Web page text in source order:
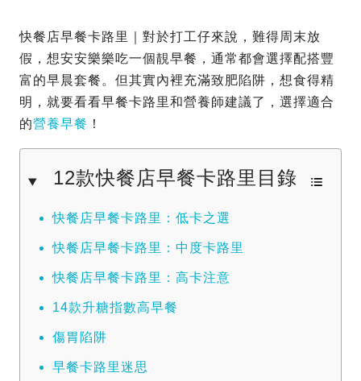
快餐店早餐卡路里｜對於打工仔來說，難得周末放
假，想安安樂樂吃一個靚早餐，通常都會選擇配搭豐
富的早晨套餐。但其實內裡充滿致肥陷阱，想食得精
明，就要看看早餐卡路里和營養師建議了，選擇適合
的營養早餐 ！
12款快餐店早餐卡路里目錄
快餐店早餐卡路里：低卡之選
快餐店早餐卡路里：中度卡路里
快餐店早餐卡路里：高卡注意
14款升糖指數高早餐
傷胃陷阱
早餐卡路里迷思